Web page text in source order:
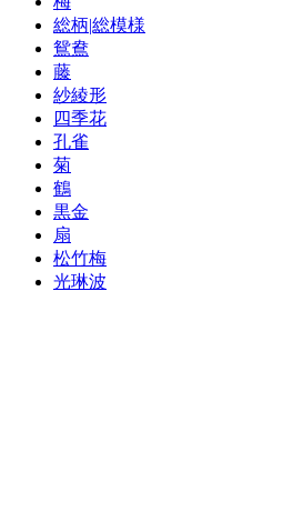
総柄|総模様
鴛鴦
藤
紗綾形
四季花
孔雀
菊
鶴
黒金
扇
松竹梅
光琳波